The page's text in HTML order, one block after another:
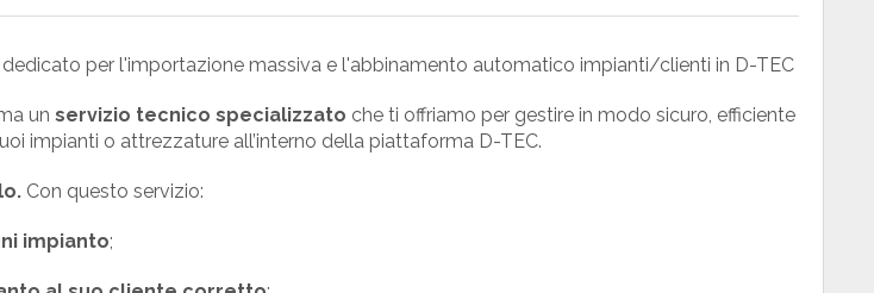
per l'importazione massiva e l'abbinamento automatico impianti/clienti in D-TEC
un servizio tecnico specializzato che ti offriamo per gestire in modo sicuro, efficiente
impianti o attrezzature all’interno della piattaforma D-TEC.
Con questo servizio:
impianto;